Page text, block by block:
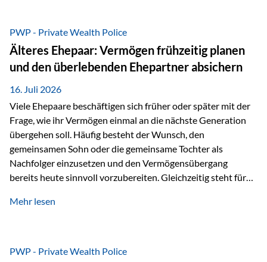
Ausgangssituation Stellen Sie sich folgende Familie vor: Die
Großeltern haben über viele Jahre Vermögen aufgebaut. Ihr
Wunsch ist es, dieses Vermögen nicht nur den eigenen
Kindern, sondern langfristig auch den Enkeln zukommen zu…
PWP - Private Wealth Police
Älteres Ehepaar: Vermögen frühzeitig planen
und den überlebenden Ehepartner absichern
16. Juli 2026
Viele Ehepaare beschäftigen sich früher oder später mit der
Frage, wie ihr Vermögen einmal an die nächste Generation
übergehen soll. Häufig besteht der Wunsch, den
gemeinsamen Sohn oder die gemeinsame Tochter als
Nachfolger einzusetzen und den Vermögensübergang
bereits heute sinnvoll vorzubereiten. Gleichzeitig steht für
passiert, wenn einer der beiden verstirbt? Der überlebende
Vermögen verfügen können. Genau für diese
Mehr lesen
PWP - Private Wealth Police